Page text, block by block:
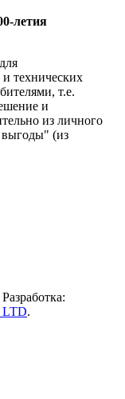
летия
технических
т.е.
и
из личного
выгоды" (из
LTD.